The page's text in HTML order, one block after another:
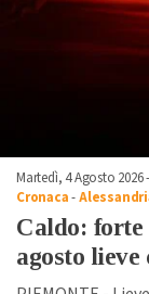
Martedì, 4 Agosto 2026
Cronaca-
Caldo: forte
agosto lieve